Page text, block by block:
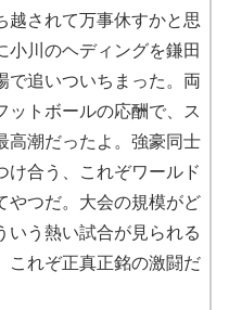
越されて万事休すかと思
小川のヘディングを鎌田
で追いついちまった。両
ットボールの応酬で、ス
高潮だったよ。強豪同士
け合う、これぞワールド
やつだ。大会の規模がど
いう熱い試合が見られる
これぞ正真正銘の激闘だ